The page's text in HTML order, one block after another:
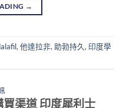
→
, 他達拉非, 助勃持久, 印度學
渠道 印度犀利士